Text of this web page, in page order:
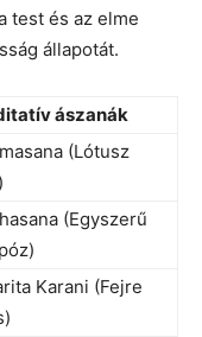
test és az elme
állapotát.
ászanák
(Lótusz
(Egyszerű
Karani (Fejre